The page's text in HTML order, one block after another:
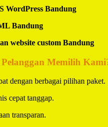
WordPress Bandung
Bandung
website custom Bandung
Memilih
dengan berbagai pilihan paket.
cepat tanggap.
transparan.